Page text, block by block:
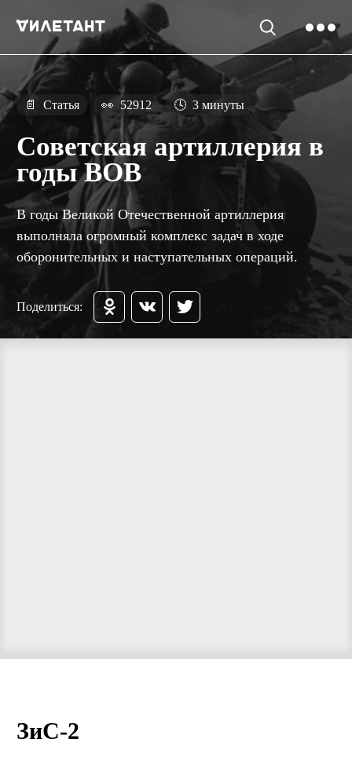
📄 Статья 👀 52912 🕓 3 минуты
Советская артиллерия в
годы ВОВ
В годы Великой Отечественной артиллерия
выполняла огромный комплекс задач в ходе
оборонительных и наступательных операций.
Поделиться:
ЗиС-2